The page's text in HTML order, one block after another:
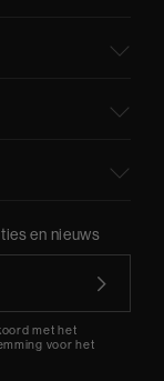
en nieuws
met het
voor het